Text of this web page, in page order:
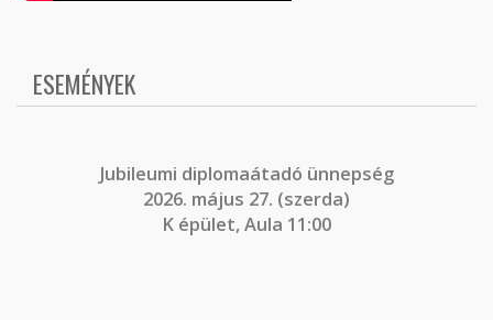
ESEMÉNYEK
Jubileumi diplomaátadó ünnepség
2026. május 27. (szerda)
K épület, Aula 11:00